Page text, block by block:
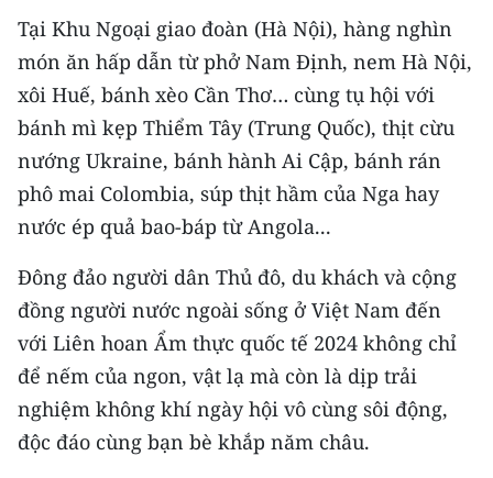
Video
Media Chính trị
Media Kinh tế
Media Văn hóa
Media Xã hội
Media Pháp luật
Media Du lịch
Media Thế giới
Media Thể thao
Tại Khu Ngoại giao đoàn (Hà Nội), hàng nghìn
món ăn hấp dẫn từ phở Nam Ðịnh, nem Hà Nội,
xôi Huế, bánh xèo Cần Thơ… cùng tụ hội với
bánh mì kẹp Thiểm Tây (Trung Quốc), thịt cừu
nướng Ukraine, bánh hành Ai Cập, bánh rán
phô mai Colombia, súp thịt hầm của Nga hay
nước ép quả bao-báp từ Angola...
Ðông đảo người dân Thủ đô, du khách và cộng
đồng người nước ngoài sống ở Việt Nam đến
với Liên hoan Ẩm thực quốc tế 2024 không chỉ
để nếm của ngon, vật lạ mà còn là dịp trải
nghiệm không khí ngày hội vô cùng sôi động,
độc đáo cùng bạn bè khắp năm châu.